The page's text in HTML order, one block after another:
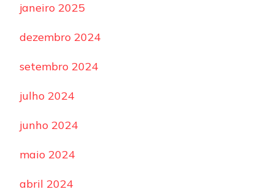
janeiro 2025
dezembro 2024
setembro 2024
julho 2024
junho 2024
maio 2024
abril 2024